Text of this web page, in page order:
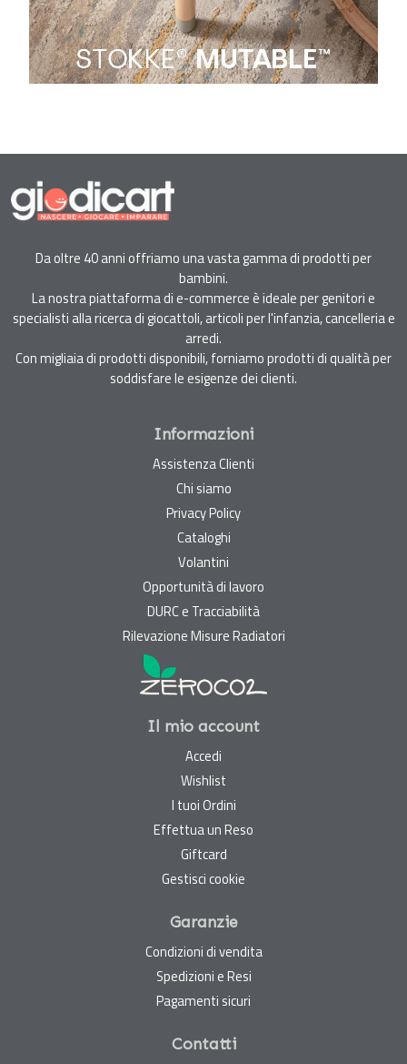
Da oltre 40 anni offriamo una vasta gamma di prodotti per
bambini.
La nostra piattaforma di e-commerce è ideale per genitori e
specialisti alla ricerca di giocattoli, articoli per l'infanzia, cancelleria e
arredi.
Con migliaia di prodotti disponibili, forniamo prodotti di qualità per
soddisfare le esigenze dei clienti.
Informazioni
Assistenza Clienti
Chi siamo
Privacy Policy
Cataloghi
Volantini
Opportunità di lavoro
DURC e Tracciabilità
Rilevazione Misure Radiatori
Il mio account
Accedi
Wishlist
I tuoi Ordini
Effettua un Reso
Giftcard
Gestisci cookie
Garanzie
Condizioni di vendita
Spedizioni e Resi
Pagamenti sicuri
Contatti